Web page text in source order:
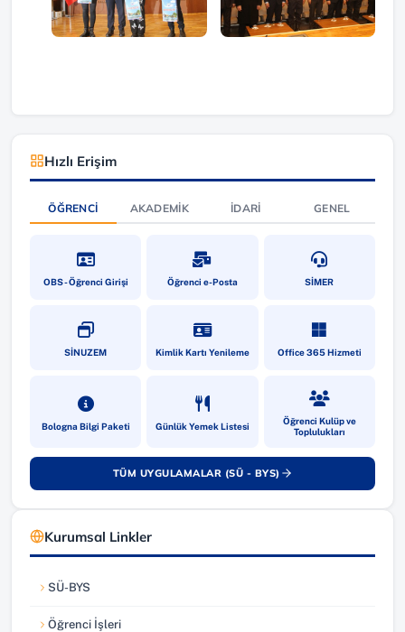
Hızlı Erişim
ÖĞRENCI AKADEMIK İDARI GENEL
OBS - Öğrenci Girişi(yeni sekmede açılır)Öğrenci e-Posta(yeni sekmede açılır)SİMER(yeni sekmede
SİNUZEM(yeni sekmede açılır)Kimlik Kartı Yenileme(yeni sekmede açılır)Office 365 Hizmeti
(yeni sekmede
Bologna Bilgi Paketi(yeni sekmede açılır)Günlük Yemek Listesi(yeni sekmede açılır)Öğrenci Kulüp ve
Toplulukları
(yeni sekmede
TÜM UYGULAMALAR (SÜ - BYS)
(yeni sekmede açılır)
Kurumsal Linkler
SÜ-BYS
(yeni sekmede açılır)
Öğrenci İşleri